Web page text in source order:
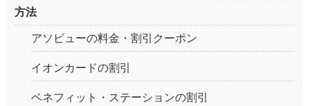
方法
アソビューの料金・割引クーポン
イオンカードの割引
ベネフィット・ステーションの割引